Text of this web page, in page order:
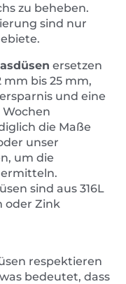
zu beheben.
sind nur
ersetzen
bis 25 mm,
und eine
die Maße
unser
um die
sind aus 316L
oder Zink
respektieren
bedeutet, dass